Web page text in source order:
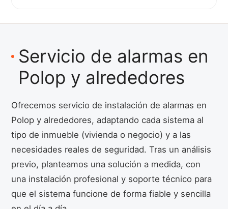
Servicio de alarmas en
Polop y alrededores
Ofrecemos servicio de instalación de alarmas en
Polop y alrededores, adaptando cada sistema al
tipo de inmueble (vivienda o negocio) y a las
necesidades reales de seguridad. Tras un análisis
previo, planteamos una solución a medida, con
una instalación profesional y soporte técnico para
que el sistema funcione de forma fiable y sencilla